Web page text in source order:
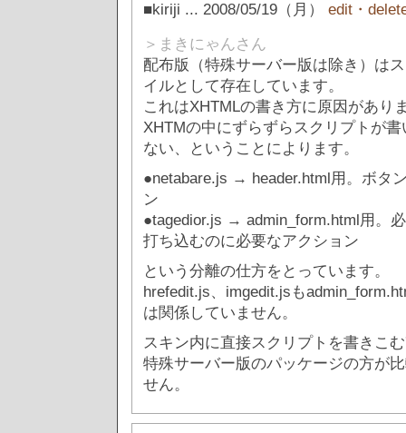
■kiriji ... 2008/05/19（月） edit・
＞まきにゃんさん
配布版（特殊サーバー版は除き）は
イルとして存在しています。
これはXHTMLの書き方に原因があり
XHTMの中にずらずらスクリプトが
ない、ということによります。
●netabare.js → header.html用。ボタ
ン
●tagedior.js → admin_form.html用。
打ち込むのに必要なアクション
という分離の仕方をとっています。
hrefedit.js、imgedit.jsも
は関係していません。
スキン内に直接スクリプトを書きこ
特殊サーバー版のパッケージの方が
せん。